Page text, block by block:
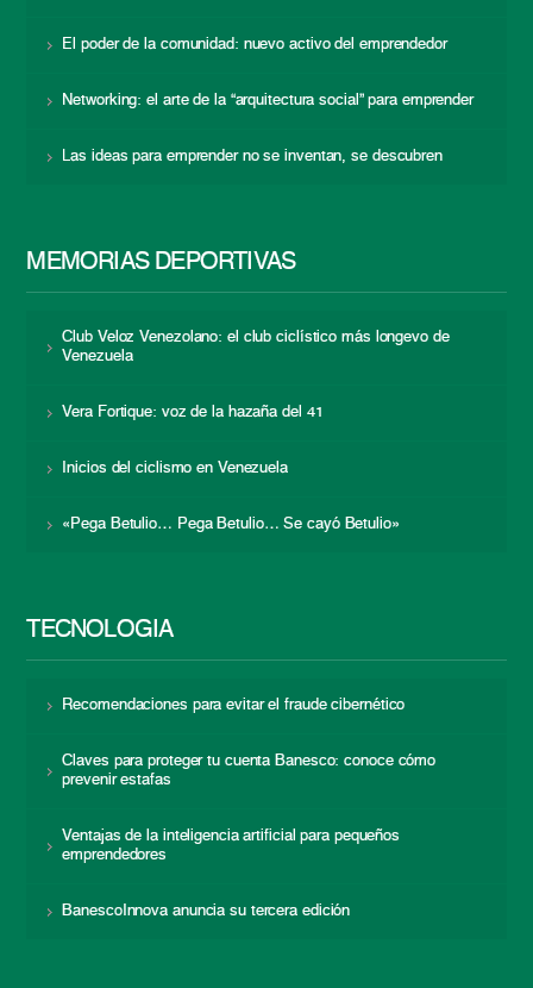
El poder de la comunidad: nuevo activo del emprendedor
Networking: el arte de la “arquitectura social” para emprender
Las ideas para emprender no se inventan, se descubren
MEMORIAS DEPORTIVAS
Club Veloz Venezolano: el club ciclístico más longevo de
Venezuela
Vera Fortique: voz de la hazaña del 41
Inicios del ciclismo en Venezuela
«Pega Betulio… Pega Betulio… Se cayó Betulio»
TECNOLOGÍA
Recomendaciones para evitar el fraude cibernético
Claves para proteger tu cuenta Banesco: conoce cómo
prevenir estafas
Ventajas de la inteligencia artificial para pequeños
emprendedores
BanescoInnova anuncia su tercera edición